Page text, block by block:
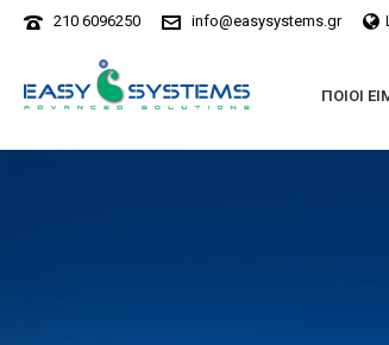
210 6096250 info@easysystems.gr
ΠΟΙΟΙ